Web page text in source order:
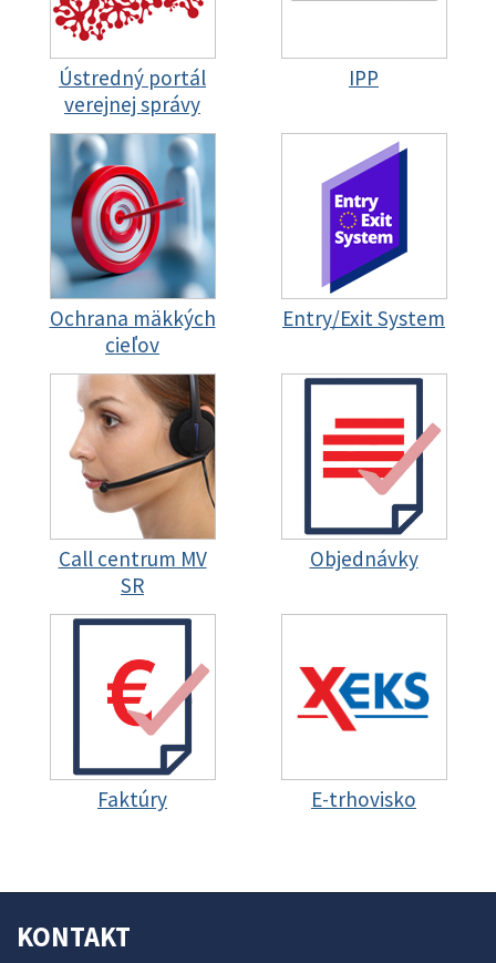
Ústredný portál
verejnej správy
IPP
Ochrana mäkkých
cieľov
Entry/Exit System
Call centrum MV
SR
Objednávky
Faktúry E-trhovisko
KONTAKT